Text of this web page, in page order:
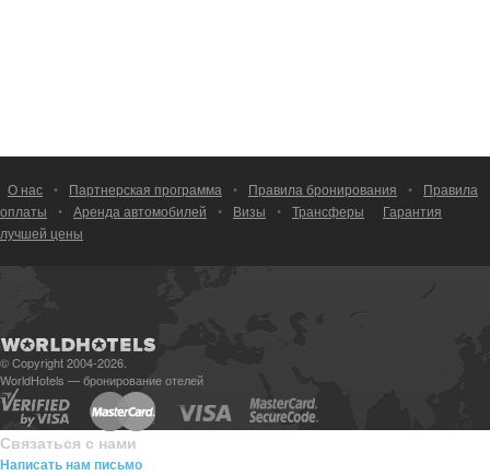
О нас • Партнерская программа • Правила бронирования •
Правила
оплаты
• Аренда автомобилей • Визы • Трансферы
Гарантия
лучшей цены
© Copyright 2004-2026.
WorldHotels — бронирование отелей
Связаться с нами
Написать нам письмо